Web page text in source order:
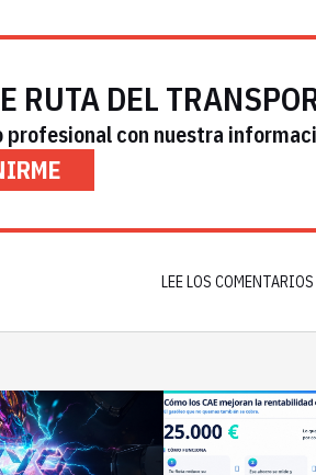
RUTA DEL
con nuestra
LEE LOS